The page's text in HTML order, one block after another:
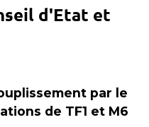
d'Etat et
par le
de TF1 et M6